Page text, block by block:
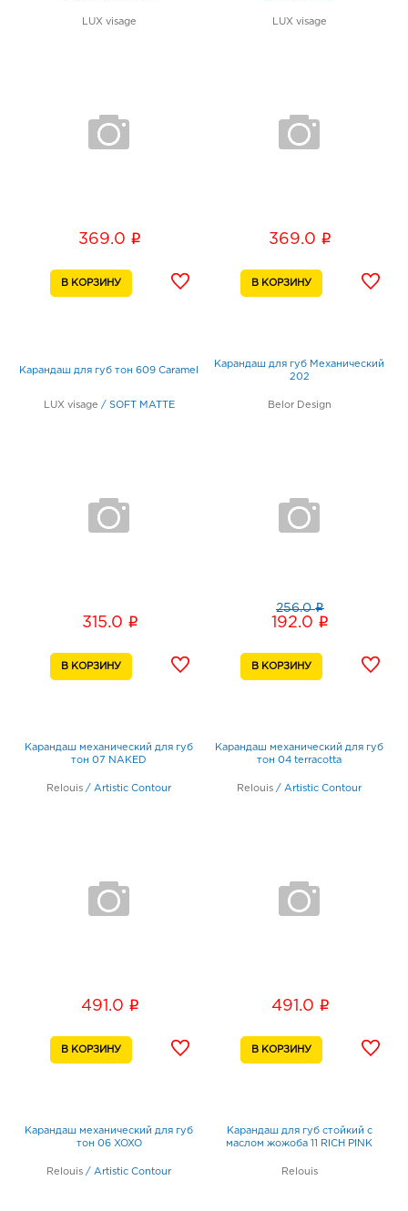
LUX visage
369.0 i
LUX visage
369.0 i
Карандаш для губ тон 609 Caramel
LUX visage / SOFT MATTE
315.0 i
Карандаш для губ Механический
202
Belor Design
256.0i
192.0 i
Карандаш механический для губ
тон 07 NAKED
Relouis / Artistic Contour
491.0 i
Карандаш механический для губ
тон 04 terracotta
Relouis / Artistic Contour
491.0 i
Карандаш механический для губ
тон 06 XOXO
Relouis / Artistic Contour
Карандаш для губ стойкий с
маслом жожоба 11 RICH PINK
Relouis